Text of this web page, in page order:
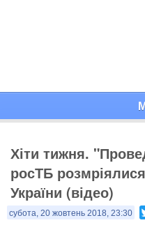
Хіти тижня.
росТБ
України (відео)
субота, 20 жовтень 2018, 23:30